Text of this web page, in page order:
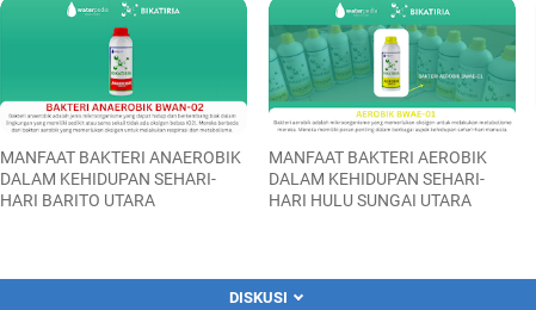
MANFAAT BAKTERI ANAEROBIK
DALAM KEHIDUPAN SEHARI-
HARI BARITO UTARA
MANFAAT BAKTERI AEROBIK
DALAM KEHIDUPAN SEHARI-
HARI HULU SUNGAI UTARA
DISKUSI